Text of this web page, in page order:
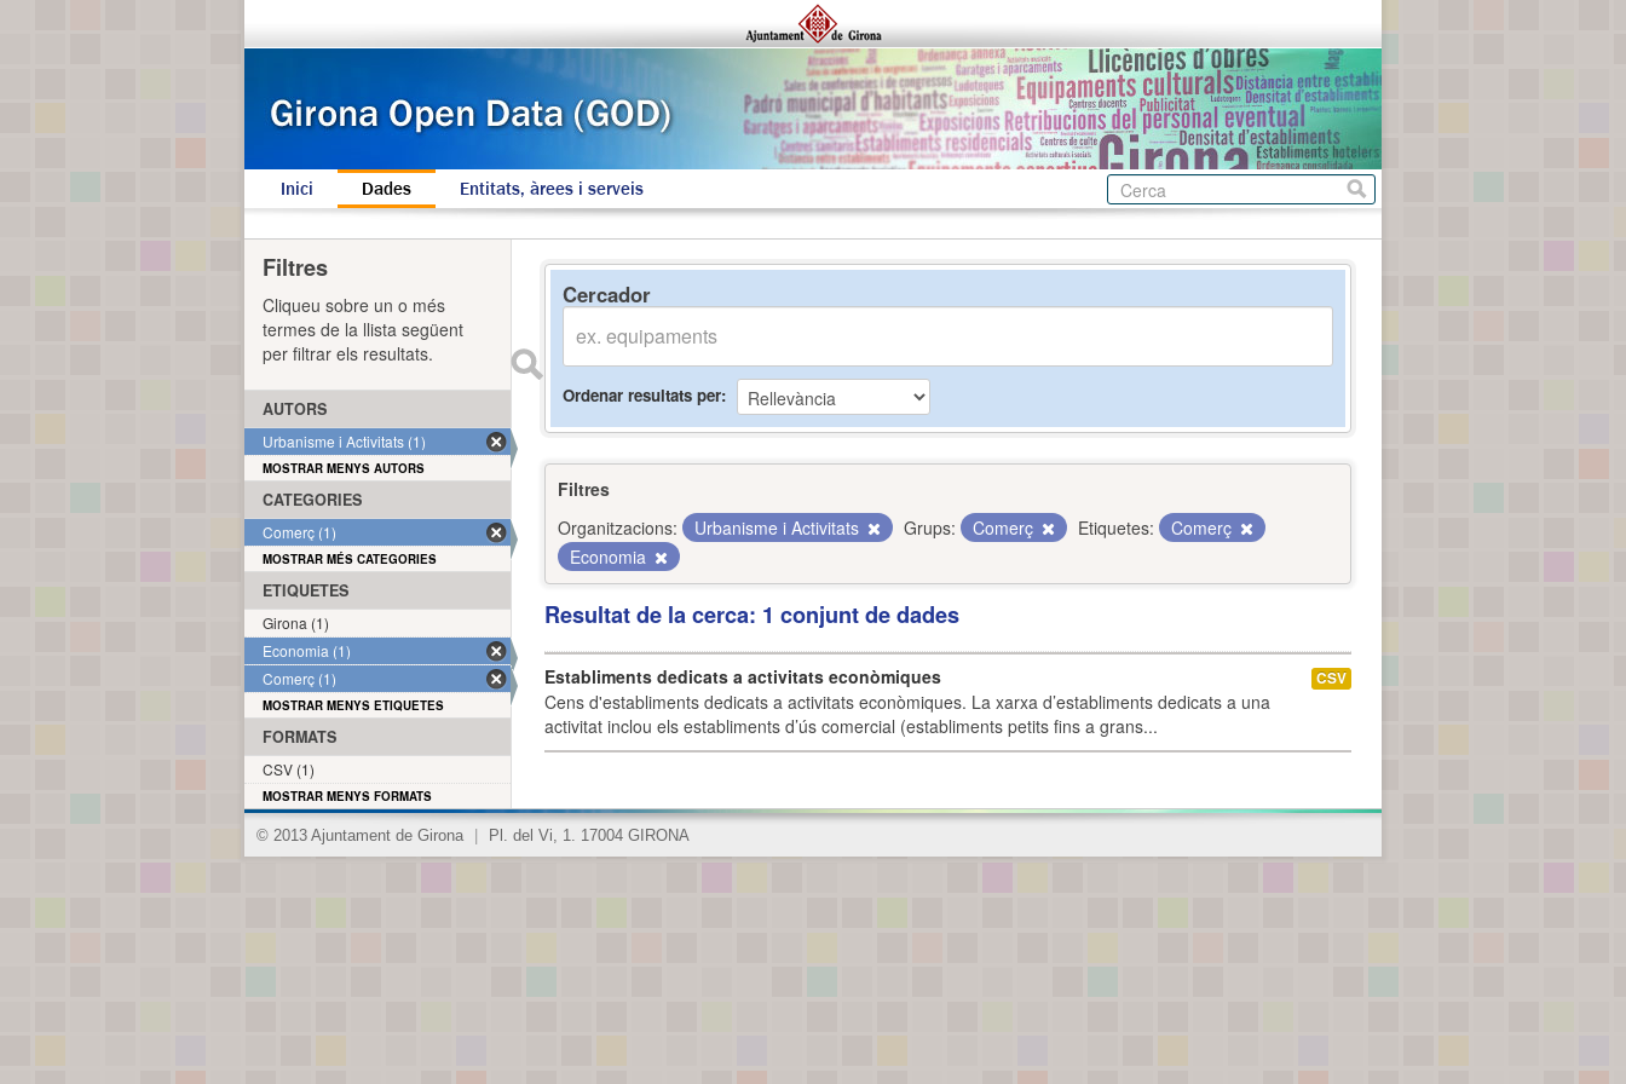
Inici Dades Entitats, àrees i serveis
Cercador
Ordenar resultats per
Filtres
Organitzacions:
Urbanisme i Activitats Grups: Comerç Etiquetes:
Comerç
Economia
Resultat de la cerca: 1 conjunt de dades
Establiments dedicats a activitats econòmiques
Cens d'establiments dedicats a activitats econòmiques. La xarxa d’establiments dedicats a una
activitat inclou els establiments d’ús comercial (establiments petits fins a grans...
CSV
Filtres
Cliqueu sobre un o més
termes de la llista següent
per filtrar els resultats.
AUTORS
Urbanisme i Activitats (1)
MOSTRAR MENYS AUTORS
CATEGORIES
Comerç (1)
MOSTRAR MÉS CATEGORIES
ETIQUETES
Girona (1)
Economia (1)
Comerç (1)
MOSTRAR MENYS ETIQUETES
FORMATS
CSV (1)
MOSTRAR MENYS FORMATS
© 2013 Ajuntament de Girona Pl. del Vi, 1. 17004 GIRONA